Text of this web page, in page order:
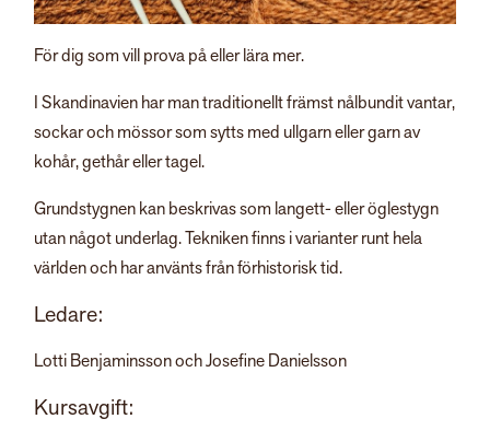
För dig som vill prova på eller lära mer.
I Skandinavien har man traditionellt främst nålbundit vantar,
sockar och mössor som sytts med ullgarn eller garn av
kohår, gethår eller tagel.
Grundstygnen kan beskrivas som langett- eller öglestygn
utan något underlag. Tekniken finns i varianter runt hela
världen och har använts från förhistorisk tid.
Ledare:
Lotti Benjaminsson och Josefine Danielsson
Kursavgift: